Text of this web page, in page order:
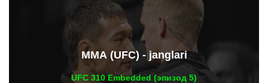
ММА (UFC) - janglari
UFC 310 Embedded (эпизод 5)